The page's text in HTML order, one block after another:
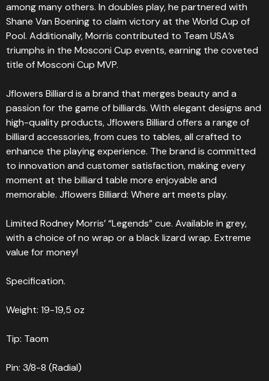
among many others. In doubles play, he partnered with
Shane Van Boening to claim victory at the World Cup of
Pool. Additionally, Morris contributed to Team USA’s
triumphs in the Mosconi Cup events, earning the coveted
title of Mosconi Cup MVP.
Jflowers Billiard is a brand that merges beauty and a
passion for the game of billiards. With elegant designs and
high-quality products, Jflowers Billiard offers a range of
billiard accessories, from cues to tables, all crafted to
enhance the playing experience. The brand is committed
to innovation and customer satisfaction, making every
moment at the billiard table more enjoyable and
memorable. Jflowers Billiard: Where art meets play.
Limited Rodney Morris’ “Legends” cue. Available in grey,
with a choice of no wrap or a black lizard wrap. Extreme
value for money!
Specification.
Weight: 19-19,5 oz
Tip: Taom
Pin: 3/8-8 (Radial)